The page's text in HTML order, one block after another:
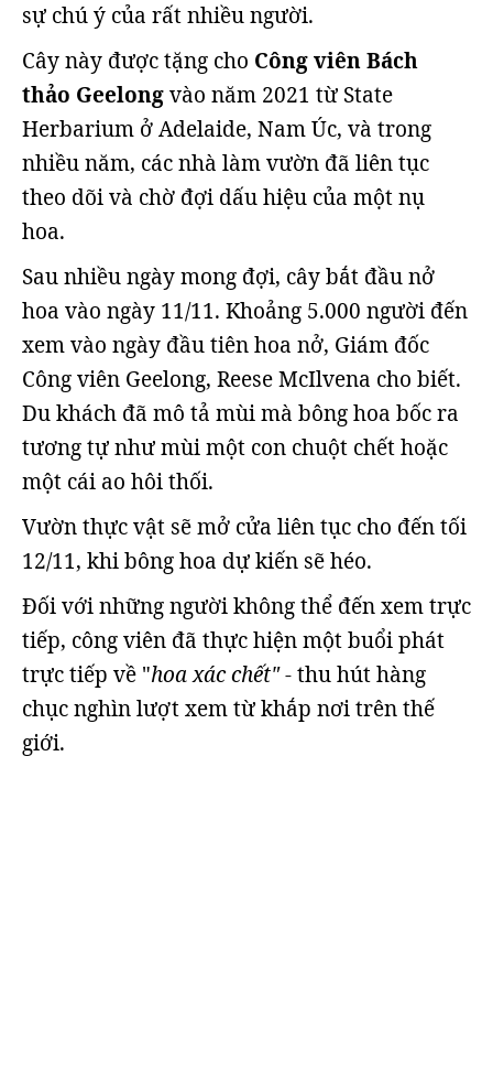
sự chú ý của rất nhiều người.
Cây này được tặng cho Công viên Bách
thảo Geelongvào năm 2021 từ State
Herbarium ở Adelaide, Nam Úc, và trong
nhiều năm, các nhà làm vườn đã liên tục
theo dõi và chờ đợi dấu hiệu của một nụ
hoa.
Sau nhiều ngày mong đợi, cây bắt đầu nở
hoa vào ngày 11/11. Khoảng 5.000 người đến
xem vào ngày đầu tiên hoa nở, Giám đốc
Công viên Geelong, Reese McIlvena cho biết.
Du khách đã mô tả mùi mà bông hoa bốc ra
tương tự như mùi một con chuột chết hoặc
một cái ao hôi thối.
Vườn thực vật sẽ mở cửa liên tục cho đến tối
12/11, khi bông hoa dự kiến sẽ héo.
Đối với những người không thể đến xem trực
tiếp, công viên đã thực hiện một buổi phát
trực tiếp về "hoa xác chết"- thu hút hàng
chục nghìn lượt xem từ khắp nơi trên thế
giới.